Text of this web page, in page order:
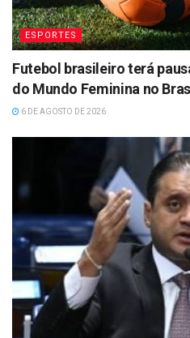
ESPORTES
Futebol brasileiro terá
do Mundo Feminina no
6 DE AGOSTO DE 2026